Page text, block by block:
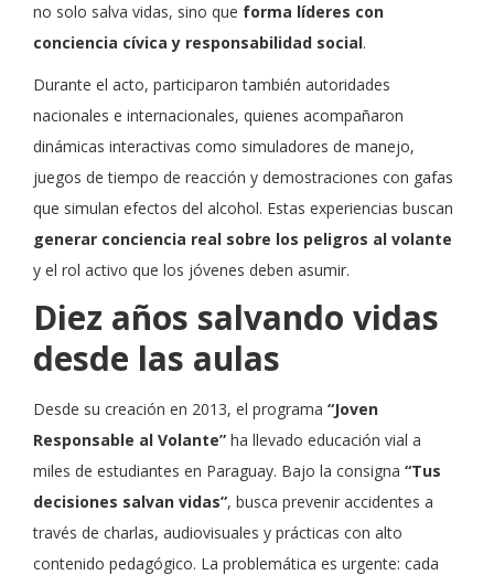
no solo salva vidas, sino que forma líderes con
conciencia cívica y responsabilidad social.
Durante el acto, participaron también autoridades
nacionales e internacionales, quienes acompañaron
dinámicas interactivas como simuladores de manejo,
juegos de tiempo de reacción y demostraciones con gafas
que simulan efectos del alcohol. Estas experiencias buscan
generar conciencia real sobre los peligros al volante
y el rol activo que los jóvenes deben asumir.
Diez años salvando vidas
desde las aulas
Desde su creación en 2013, el programa “Joven
Responsable al Volante” ha llevado educación vial a
miles de estudiantes en Paraguay. Bajo la consigna “Tus
decisiones salvan vidas”, busca prevenir accidentes a
través de charlas, audiovisuales y prácticas con alto
contenido pedagógico. La problemática es urgente: cada